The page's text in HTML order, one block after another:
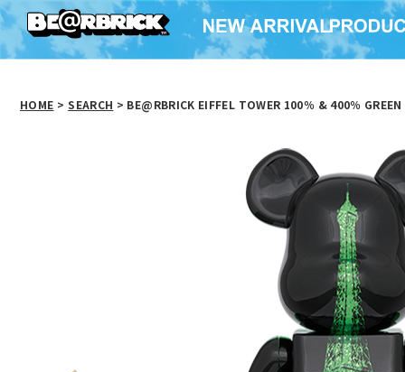
HOME > SEARCH > BE@RBRICK EIFFEL TOWER 100％ & 400％ GREEN